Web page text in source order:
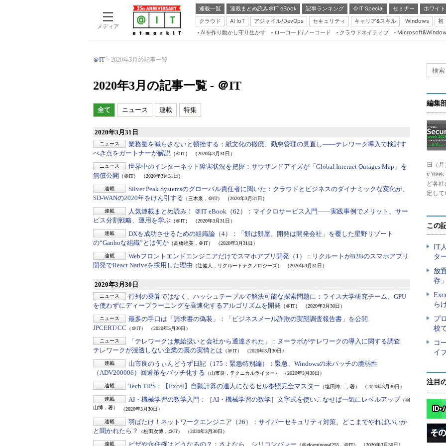
メディア
連載一覧 連載まとめ読み＠IT eBook 記事ランキング ＠IT Special セミナー
ホワイ
クラウド
AI IoT アジャイル/DevOps セキュリティ キャリア&スキル Windows
初
Server & Storage
Master of IP Network
Security & Trust
ブログ
AIを作り動かし守り生かす ローコード/ノーコード クラウドネイティブ
＠IT 2020年3月の記事一覧
2020年3月の記事一覧 - ＠IT
全て ニュース 連載 特集
2020年3月31日
ニュース 業務量を減らさないと頓挫する： 紙文化の撤廃、勤怠管理の見直し――テレワーク導入で検討す
べき点をガートナーが解説 （＠IT） （2020年3月31日）
ニュース 世界中のインターネット障害状況を把握： サウザンドアイズが「Global Internet Outages Map」を
無償公開
（＠IT） （2020年3月31日）
連載 Silver Peak Systemsのグローバル責任者に聞いた： クラウドとビジネスのダイナミックな変化が、
SD-WANの2020年をけん引する （三木泉，＠IT） （2020年3月31日）
連載 人気連載まとめ読み！ ＠IT eBook（62）： マイクロサービス入門――実践事例でメリット、サー
ビス分割戦略、運用を学ぶ （＠IT） （2020年3月31日）
連載 DXを成功させるための組織論（4）：
「餅は餅屋、開発は開発会社」を覆した星野リゾート
の“Ganhoな組織”とは何か （高橋睦美，＠IT） （2020年3月31日）
連載 Webフロントエンドエンジニアだけでスマホアプリ開発（1）： リクルートがB2Bのスマホアプリ
開発でReact Nativeを採用した理由 （辻健人，リクルートテクノロジーズ） （2020年3月31日）
2020年3月30日
ニュース 行列の乗算ではなく、ハッシュテーブルで解決可能な探索問題に： ライス大学研究チーム、GPU
を使わずにディープラーニングを高速化するアルゴリズムを開発 （＠IT） （2020年3月30日）
ニュース 最多の手口は「請求書の偽装」：
「ビジネスメール詐欺の実態調査報告書」を公開
JPCERT/CC （＠IT） （2020年3月30日）
ニュース 「テレワークは無給扱いと会社から通達された」： ヌーラボがテレワークの導入に関する調査
テレワークが浸透しない企業の裏の実情とは （＠IT） （2020年3月30日）
連載 山市良のうぃんどうず日記（175：緊急特別編）： 緊急、Windowsの未パッチの脆弱性
（ADV200006）回避策をバッチ化する （山市良，テクニカルライター） （2020年3月30日）
連載 Tech TIPS： 【Excel】自動計算の達人になるセル参照完全マスター （塩田紳二，著） （2020年3月30日）
連載 AI・機械学習の数学入門： ［AI・機械学習の数学］文字式を使いこなせば一気にレベルアップ （羽
山博，著） （2020年3月30日）
連載 羽ばたけ！ネットワークエンジニア（26）： サイバーセキュリティ対策、どこまでやればいいか
と聞かれたら？
（松田次博，＠IT） （2020年3月30日）
連載 ビザや永住権はどうなるの？： さよなら、シリコンバレー （＠elcaminoreal255，＠IT） （2020年3月30日）
編集
日（
y
ど各
定し
注目